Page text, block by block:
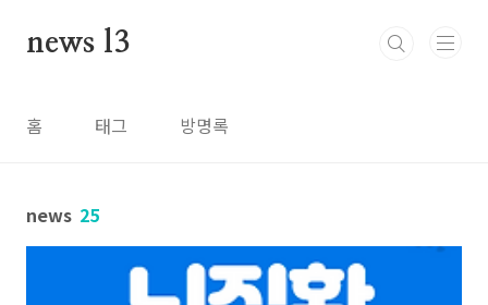
news l3
홈 태그 방명록
news 25